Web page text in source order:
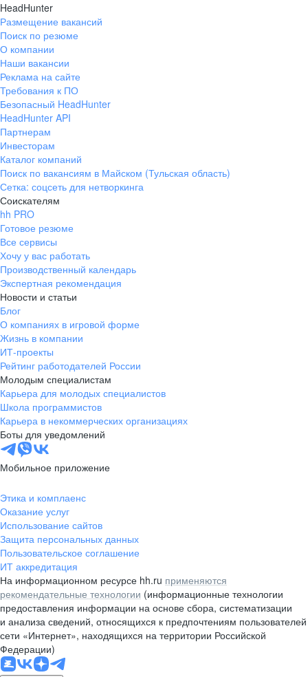
HeadHunter
Размещение вакансий
Поиск по резюме
О компании
Наши вакансии
Реклама на сайте
Требования к ПО
Безопасный HeadHunter
HeadHunter API
Партнерам
Инвесторам
Каталог компаний
Поиск по вакансиям в Майском (Тульская область)
Сетка: соцсеть для нетворкинга
Соискателям
hh PRO
Готовое резюме
Все сервисы
Хочу у вас работать
Производственный календарь
Экспертная рекомендация
Новости и статьи
Блог
О компаниях в игровой форме
Жизнь в компании
ИТ-проекты
Рейтинг работодателей России
Молодым специалистам
Карьера для молодых специалистов
Школа программистов
Карьера в некоммерческих организациях
Боты для уведомлений
Мобильное приложение
Этика и комплаенс
Оказание услуг
Использование сайтов
Защита персональных данных
Пользовательское соглашение
ИТ аккредитация
На информационном ресурсе hh.ru применяются
рекомендательные технологии (информационные технологии
предоставления информации на основе сбора, систематизации
и анализа сведений, относящихся к предпочтениям пользователей
сети «Интернет», находящихся на территории Российской
Федерации)